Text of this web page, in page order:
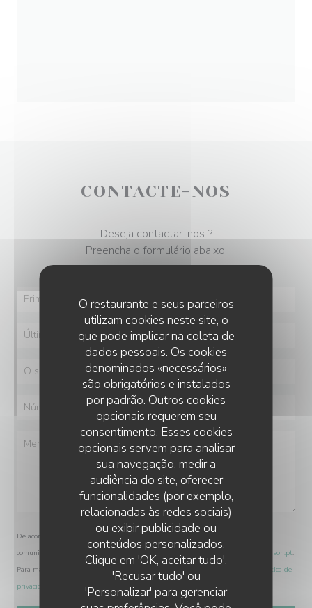
O restaurante e seus parceiros
utilizam cookies neste site, o
que pode implicar na coleta de
dados pessoais. Os cookies
denominados «necessários»
são obrigatórios e instalados
por padrão. Outros cookies
opcionais requerem seu
consentimento. Esses cookies
opcionais servem para analisar
sua navegação, medir a
audiência do site, oferecer
funcionalidades (por exemplo,
relacionadas às redes sociais)
ou exibir publicidade ou
conteúdos personalizados.
Clique em 'OK, aceitar tudo',
'Recusar tudo' ou
'Personalizar' para gerenciar
CONTACTE-NOS
Deseja contactar-nos ?
Preencha o formulário abaixo!
De acordo com a legislação de proteção de dados, tem o direito de se opor a
comunicações de marketing. Pode registar-se na Lista Robinson através de
robinson.pt.
Para mais informações sobre o tratamento dos seus dados, consulte a nossa
política de
privacidade